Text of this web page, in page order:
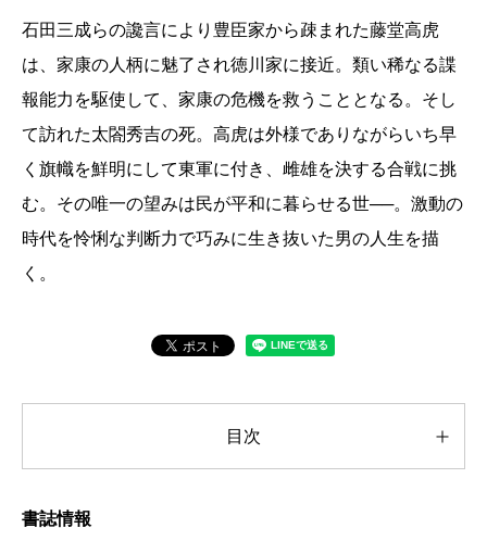
石田三成らの讒言により豊臣家から疎まれた藤堂高虎
は、家康の人柄に魅了され徳川家に接近。類い稀なる諜
報能力を駆使して、家康の危機を救うこととなる。そし
て訪れた太閤秀吉の死。高虎は外様でありながらいち早
く旗幟を鮮明にして東軍に付き、雌雄を決する合戦に挑
む。その唯一の望みは民が平和に暮らせる世──。激動の
時代を怜悧な判断力で巧みに生き抜いた男の人生を描
く。
目次
書誌情報